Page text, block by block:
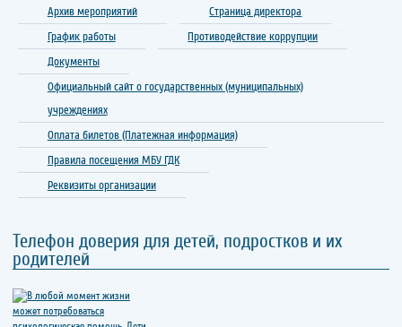
Архив мероприятий
Страница директора
График работы
Противодействие коррупции
Документы
Официальный сайт о государственных (муниципальных)
учреждениях
Оплата билетов (Платежная информация)
Правила посещения МБУ ГДК
Реквизиты организации
Телефон доверия для детей, подростков и их
родителей